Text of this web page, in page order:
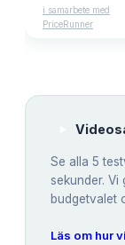
i samarbete med
PriceRunner
Se alla 5
sekunder. Vi
budgetvalet
Läs om hur